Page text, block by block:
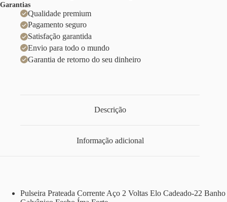
Garantias
Qualidade premium
Pagamento seguro
Satisfação garantida
Envio para todo o mundo
Garantia de retorno do seu dinheiro
Descrição
Informação adicional
Pulseira Prateada Corrente Aço 2 Voltas Elo Cadeado-22 Banho